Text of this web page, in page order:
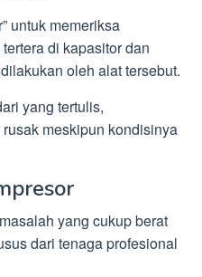
untuk memeriksa
di kapasitor dan
oleh alat tersebut.
yang tertulis,
meskipun kondisinya
yang cukup berat
dari tenaga profesional